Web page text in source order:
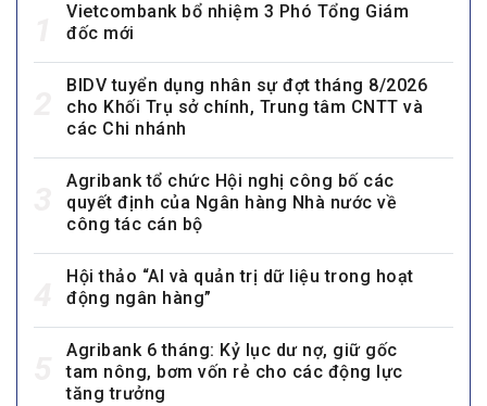
Vietcombank bổ nhiệm 3 Phó Tổng Giám
đốc mới
BIDV tuyển dụng nhân sự đợt tháng 8/2026
cho Khối Trụ sở chính, Trung tâm CNTT và
các Chi nhánh
Agribank tổ chức Hội nghị công bố các
quyết định của Ngân hàng Nhà nước về
công tác cán bộ
Hội thảo “AI và quản trị dữ liệu trong hoạt
động ngân hàng”
Agribank 6 tháng: Kỷ lục dư nợ, giữ gốc
tam nông, bơm vốn rẻ cho các động lực
tăng trưởng